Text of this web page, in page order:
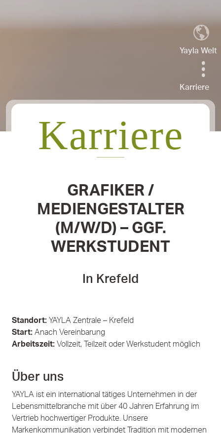
Yayla Welt
Karriere
Karriere
GRAFIKER /
MEDIENGESTALTER
(M/W/D) – GGF.
WERKSTUDENT
In Krefeld
Standort: YAYLA Zentrale – Krefeld
Start: Anach Vereinbarung
Arbeitszeit: Vollzeit, Teilzeit oder Werkstudent möglich
Über uns
YAYLA ist ein international tätiges Unternehmen in der
Lebensmittelbranche mit über 40 Jahren Erfahrung im
Vertrieb hochwertiger Produkte. Unsere
Markenkommunikation verbindet Tradition mit modernen